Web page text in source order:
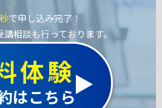
で申し込み完了！
相談も行っております。
体験
はこちら